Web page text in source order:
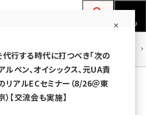
ネットショップ担当者フォーラム
MENU
が使われている記事の一覧
表示中
行する時代に打つべき「次の
ルペン、オイシックス、元UA責
リアルECセミナー（8/26＠東
）【交流会も実施】